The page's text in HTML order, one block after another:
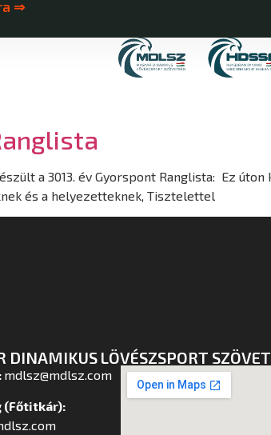
⇒
a 3013. év Gyorspont Ranglista: Ez
és a helyezetteknek,
DINAMIKUS LÖVÉSZSPORT
mdlsz@mdlsz.com
(Főtitkár):